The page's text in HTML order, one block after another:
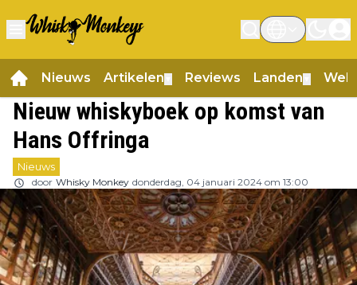
Nieuws Artikelen Reviews Landen
Nieuw whiskyboek op komst van
Hans Offringa
Nieuws
door Whisky Monkey donderdag, 04 januari 2024 om 13:00